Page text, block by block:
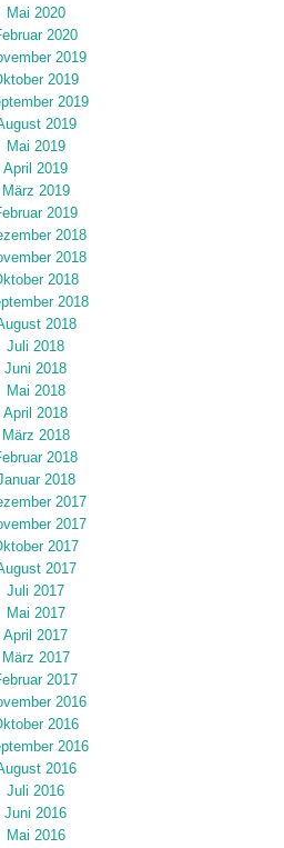
Mai 2020
2020
2019
2019
2019
2019
Mai 2019
April 2019
März 2019
2019
2018
2018
2018
2018
2018
Juli 2018
Juni 2018
Mai 2018
April 2018
März 2018
2018
2018
2017
2017
2017
2017
Juli 2017
Mai 2017
April 2017
März 2017
2017
2016
2016
2016
2016
Juli 2016
Juni 2016
Mai 2016